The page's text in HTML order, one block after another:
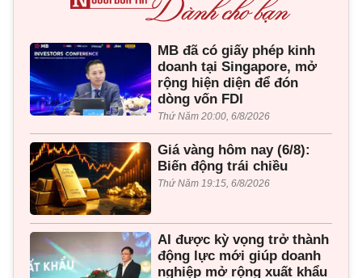
MB đã có giấy phép kinh
doanh tại Singapore, mở
rộng hiện diện để đón
dòng vốn FDI
Thứ Năm 20:00, 6/8/2026
Giá vàng hôm nay (6/8):
Biến động trái chiều
Thứ Năm 19:15, 6/8/2026
AI được kỳ vọng trở thành
động lực mới giúp doanh
nghiệp mở rộng xuất khẩu